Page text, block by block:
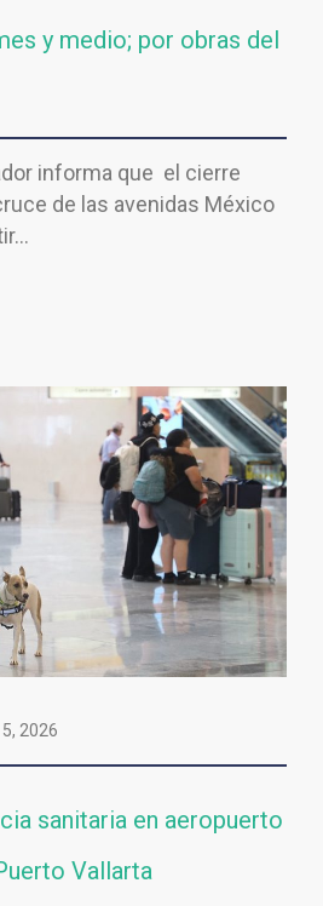
y medio; por obras del
informa que el cierre
de las avenidas México
2026
sanitaria en aeropuerto
Vallarta